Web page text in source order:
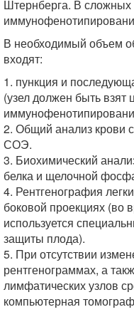
Штернберга. В сложных
В необходимый объем
входят:
1. пункция и
(узел должен быть взят
2. Общий анализ крови
СОЭ.
3. Биохимический
белка и щелочной
4. Рентгенография
боковой проекциях (во
используется
защиты плода).
5. При отсутствии
рентгенограммах, а
лимфатических узлов
компьютерная